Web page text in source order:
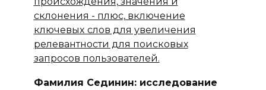
Фамилия Сединин: исследование